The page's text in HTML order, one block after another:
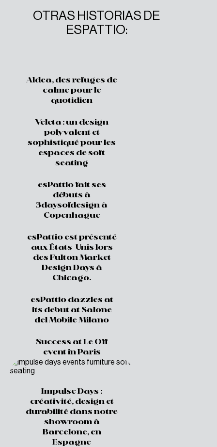
OTRAS HISTORIAS DE
ESPATTIO:
Aldea, des refuges de
calme pour le
quotidien
Veleta : un design
polyvalent et
sophistiqué pour les
espaces de soft
seating
esPattio fait ses
débuts à
3daysofdesign à
Copenhague
esPattio est présenté
aux États-Unis lors
des Fulton Market
Design Days à
Chicago.
esPattio dazzles at
its debut at Salone
del Mobile Milano
Success at Le Off
event in Paris
Impulse Days :
créativité, design et
durabilité dans notre
showroom à
Barcelone, en
Espagne